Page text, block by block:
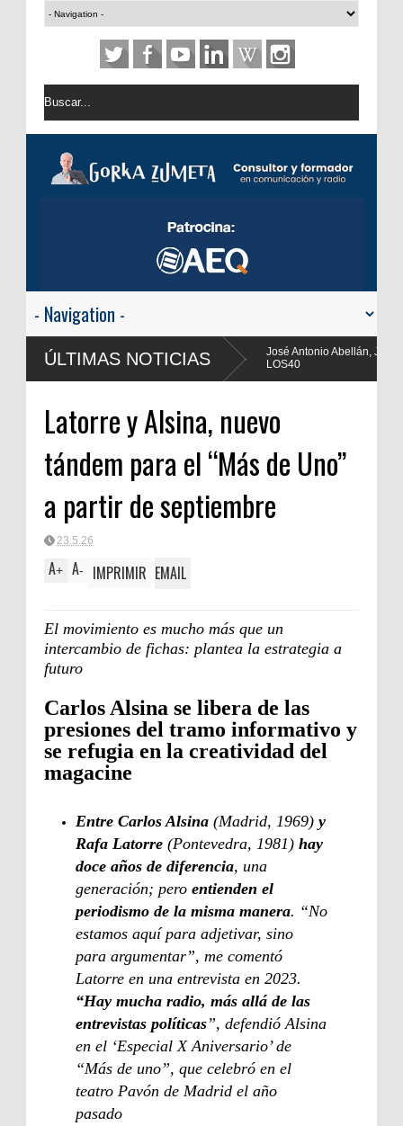
ÚLTIMAS NOTICIAS
José Antonio Abellán, Juanma Ortega, Yolanda Valencia y Frank Blanco
LOS40
Latorre y Alsina, nuevo
tándem para el “Más de Uno”
a partir de septiembre
23.5.26
A+ A- IMPRIMIR EMAIL
El movimiento es mucho más que un
intercambio de fichas: plantea la estrategia a
futuro
Carlos Alsina se libera de las
presiones del tramo informativo y
se refugia en la creatividad del
magacine
Entre Carlos Alsina (Madrid, 1969) y
Rafa Latorre (Pontevedra, 1981) hay
doce años de diferencia, una
generación; pero entienden el
periodismo de la misma manera. “No
estamos aquí para adjetivar, sino
para argumentar”, me comentó
Latorre en una entrevista en 2023.
“Hay mucha radio, más allá de las
entrevistas políticas”, defendió Alsina
en el ‘Especial X Aniversario’ de
“Más de uno”, que celebró en el
teatro Pavón de Madrid el año
pasado